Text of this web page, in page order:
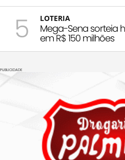
5 LOTERIA
Mega-Sena sorteia
em R$ 150 milhões
PUBLICIDADE